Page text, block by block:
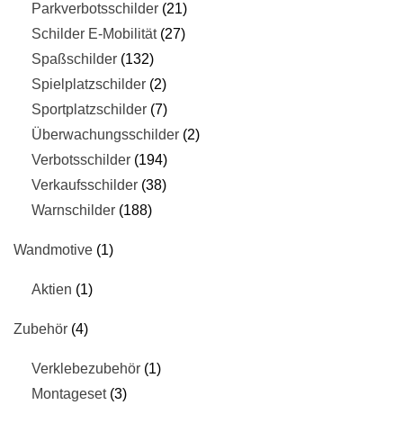
Parkverbotsschilder 21
Schilder E-Mobilität 27
Spaßschilder 132
Spielplatzschilder 2
Sportplatzschilder 7
Überwachungsschilder 2
Verbotsschilder 194
Verkaufsschilder 38
Warnschilder 188
Wandmotive 1
Aktien 1
Zubehör 4
Verklebezubehör 1
Montageset 3